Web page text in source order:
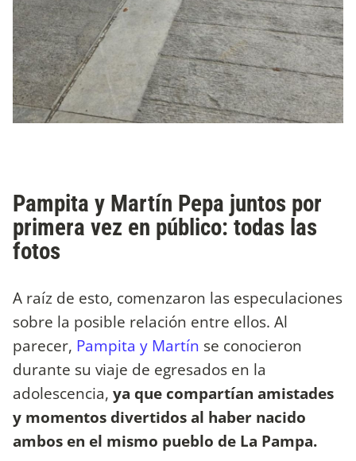
Pampita y Martín Pepa juntos por
primera vez en público: todas las
fotos
A raíz de esto, comenzaron las especulaciones
sobre la posible relación entre ellos. Al
parecer, Pampita y Martín se conocieron
durante su viaje de egresados en la
adolescencia, ya que compartían amistades
y momentos divertidos al haber nacido
ambos en el mismo pueblo de La Pampa.